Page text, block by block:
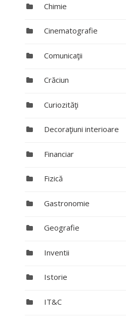
Chimie
Cinematografie
Comunicaţii
Crăciun
Curiozităţi
Decoraţiuni interioare
Financiar
Fizică
Gastronomie
Geografie
Inventii
Istorie
IT&C